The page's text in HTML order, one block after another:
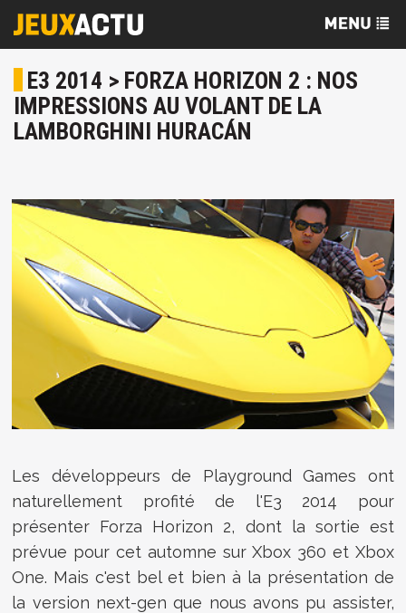
E3 2014 > FORZA HORIZON 2 : NOS
IMPRESSIONS AU VOLANT DE LA
LAMBORGHINI HURACÁN
Les développeurs de Playground Games ont
naturellement profité de l'E3 2014 pour
présenter Forza Horizon 2, dont la sortie est
prévue pour cet automne sur Xbox 360 et Xbox
One. Mais c'est bel et bien à la présentation de
la version next-gen que nous avons pu assister,